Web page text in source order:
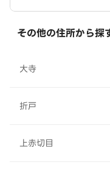
その他の住所から探
大寺
折戸
上赤切目